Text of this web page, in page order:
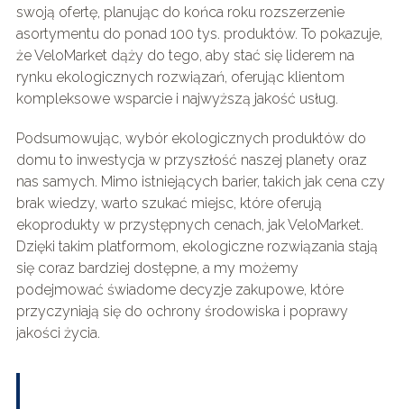
swoją ofertę, planując do końca roku rozszerzenie
asortymentu do ponad 100 tys. produktów. To pokazuje,
że VeloMarket dąży do tego, aby stać się liderem na
rynku ekologicznych rozwiązań, oferując klientom
kompleksowe wsparcie i najwyższą jakość usług.
Podsumowując, wybór ekologicznych produktów do
domu to inwestycja w przyszłość naszej planety oraz
nas samych. Mimo istniejących barier, takich jak cena czy
brak wiedzy, warto szukać miejsc, które oferują
ekoprodukty w przystępnych cenach, jak VeloMarket.
Dzięki takim platformom, ekologiczne rozwiązania stają
się coraz bardziej dostępne, a my możemy
podejmować świadome decyzje zakupowe, które
przyczyniają się do ochrony środowiska i poprawy
jakości życia.